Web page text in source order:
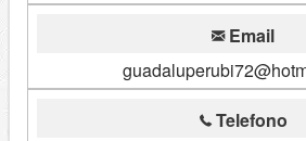
Email
Telefono